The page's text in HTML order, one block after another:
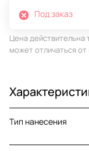
Под заказ
Цена действительна
может отличаться
Тип нанесения